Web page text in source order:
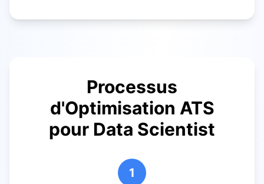
Processus
d'Optimisation ATS
pour Data Scientist
1